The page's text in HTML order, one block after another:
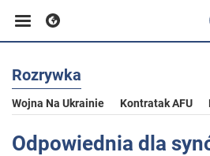
Biznes
Sport
Rozrywka
Wojna Na Ukrainie Kontratak AFU
Odpowiednia dla